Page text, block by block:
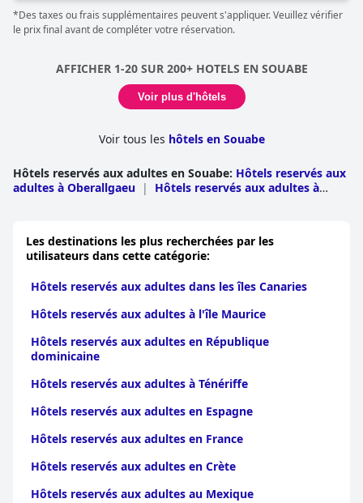
peuvent se retirer dans le jardin et sur la terrasse de l'hôtel, ou
même dans le sauna finlandais pour seulement 4 euros par jour.
En hiver, les visiteurs peuvent skier sur 144 km de pistes ou
gratuits pour le train de montagne ou parcourir des sentiers de
randonnée très prisés.
*Des taxes ou frais supplémentaires peuvent s'appliquer. Veuillez vérifier
le prix final avant de compléter votre réservation.
AFFICHER 1-20 SUR 200+ HOTELS EN SOUABE
Voir plus d'hôtels
Voir tous les hôtels en Souabe
Hôtels reservés aux adultes en Souabe: Hôtels reservés aux
adultes à Oberallgaeu |
Hôtels reservés aux adultes à
Unterallgaeu | Hôtels reservés aux adultes à
Memmingen | Hôtels reservés aux adultes à
Kempten | Hôtels reservés aux adultes à Donau
reservés aux adultes à Aichach Friedberg | Hôtels reservés
aux adultes à Dillingen
Hôtels reservés aux adultes à
Gunzburg | Hôtels reservés aux adultes à Kaufbeuren
Les destinations les plus recherchées par les
utilisateurs dans cette catégorie:
Hôtels reservés aux adultes dans les îles Canaries
Hôtels reservés aux adultes à l'île Maurice
Hôtels reservés aux adultes en République
dominicaine
Hôtels reservés aux adultes à Ténériffe
Hôtels reservés aux adultes en Espagne
Hôtels reservés aux adultes en France
Hôtels reservés aux adultes en Crète
Hôtels reservés aux adultes au Mexique